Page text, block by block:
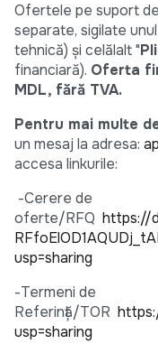
Ofertele pe suport
separate, sigilate
tehnică) și celălalt "
financiară). Oferta
MDL, fără TVA.
Pentru mai multe
un mesaj la adresa:
accesa linkurile:
-Cerere de
oferte/RFQ https://
usp=sharing
-Termeni de
Referință/TOR
usp=sharing